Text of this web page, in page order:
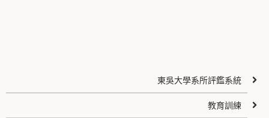
東吳大學系所評鑑系統
教育訓練